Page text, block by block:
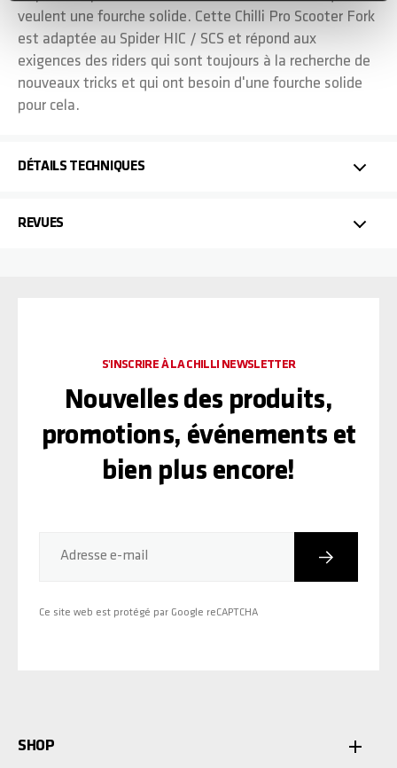
veulent une fourche solide. Cette Chilli Pro Scooter Fork
est adaptée au Spider HIC / SCS et répond aux
exigences des riders qui sont toujours à la recherche de
nouveaux tricks et qui ont besoin d'une fourche solide
pour cela.
DÉTAILS TECHNIQUES
REVUES
Adresse e-mail Inscription
Ce site web est protégé par Google reCAPTCHA
S'INSCRIRE À LA CHILLI NEWSLETTER
Nouvelles des produits,
promotions, événements et
bien plus encore!
SHOP